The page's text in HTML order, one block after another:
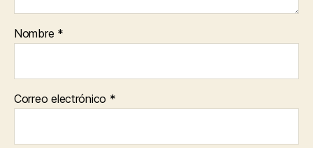
Nombre *
Correo electrónico *